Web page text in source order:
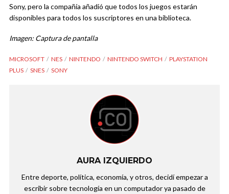
Sony, pero la compañía añadió que todos los juegos estarán
disponibles para todos los suscriptores en una biblioteca.
Imagen: Captura de pantalla
MICROSOFT NES NINTENDO NINTENDO SWITCH
PLAYSTATION
PLUS
SNES SONY
AURA IZQUIERDO
Entre deporte, política, economía, y otros, decidí empezar a
escribir sobre tecnología en un computador ya pasado de